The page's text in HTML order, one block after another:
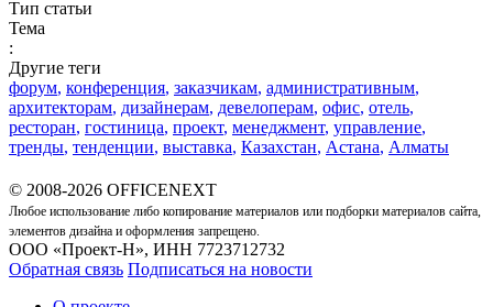
Тип статьи
Тема
:
Другие теги
форум, конференция, заказчикам, административным,
архитекторам, дизайнерам, девелоперам, офис, отель,
ресторан, гостиница, проект, менеджмент, управление,
тренды, тенденции, выставка, Казахстан, Астана, Алматы
© 2008-2026 OFFICENEXT
Любое использование либо копирование материалов или подборки материалов сайта,
элементов дизайна и оформления запрещено.
ООО «Проект-Н», ИНН 7723712732
Обратная связь Подписаться на новости